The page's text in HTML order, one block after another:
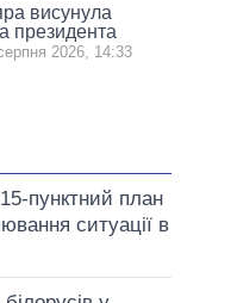
висунула
президента
2026, 14:33
пунктний план
ситуації в